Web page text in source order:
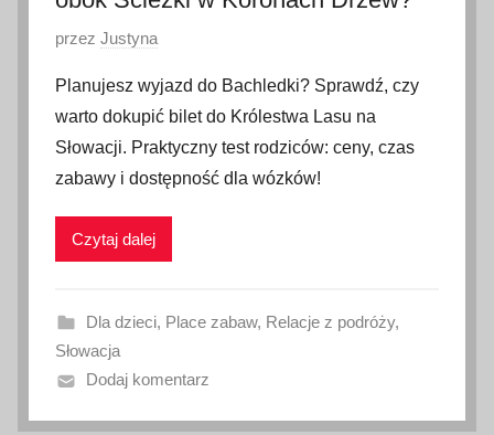
O
u
b
l
i
w
n
o
1
przez Justyna
Planujesz wyjazd do Bachledki? Sprawdź, czy
warto dokupić bilet do Królestwa Lasu na
Słowacji. Praktyczny test rodziców: ceny, czas
zabawy i dostępność dla wózków!
Czytaj dalej
Dla dzieci, Place zabaw, Relacje z podróży,
Słowacja
Dodaj komentarz